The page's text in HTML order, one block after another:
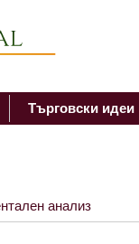
Търговски идеи
анализ